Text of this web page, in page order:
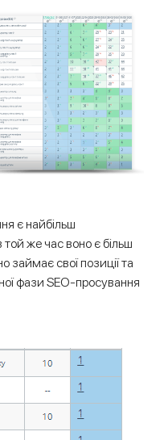
є найбільш
же час воно є більш
свої позиції та
фази SEO-просування